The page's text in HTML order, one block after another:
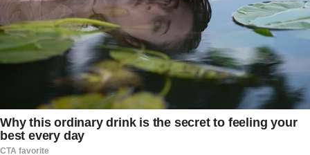
O diagnóstico de cancer em figuras públicas
costuma gerar forte comoção, não apenas pela
notoriedade, mas também pela identificação que
o público cria com essas personalidades ao
longo dos anos. No caso de Chico Pinheiro, sua
presença constante nas manhãs dos brasileiros
contribuiu para essa relação de proximidade,